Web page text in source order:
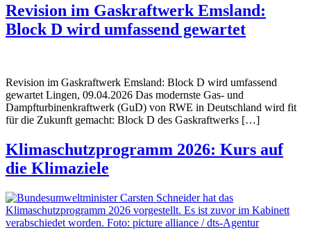
Revision im Gaskraftwerk Emsland:
Block D wird umfassend gewartet
Revision im Gaskraftwerk Emsland: Block D wird umfassend
gewartet Lingen, 09.04.2026 Das modernste Gas- und
Dampfturbinenkraftwerk (GuD) von RWE in Deutschland wird fit
für die Zukunft gemacht: Block D des Gaskraftwerks […]
Klimaschutzprogramm 2026: Kurs auf
die Klimaziele